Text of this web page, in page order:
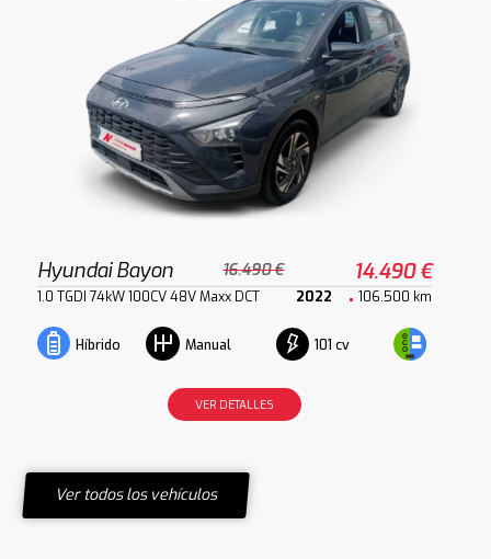
Hyundai Bayon 16.490 € 14.490 €
1.0 TGDI 74kW 100CV 48V Maxx DCT 2022 106.500 km
Híbrido Manual 101 cv
VER DETALLES
Ver todos los vehículos